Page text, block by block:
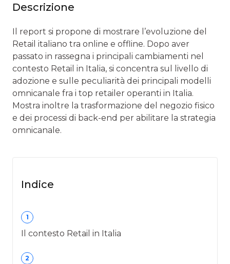
Descrizione
Il report si propone di mostrare l’evoluzione del
Retail italiano tra online e offline. Dopo aver
passato in rassegna i principali cambiamenti nel
contesto Retail in Italia, si concentra sul livello di
adozione e sulle peculiarità dei principali modelli
omnicanale fra i top retailer operanti in Italia.
Mostra inoltre la trasformazione del negozio fisico
e dei processi di back-end per abilitare la strategia
omnicanale.
Indice
1
Il contesto Retail in Italia
2